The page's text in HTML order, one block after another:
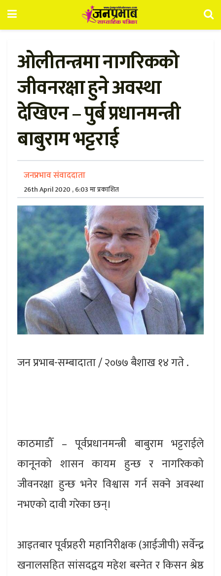
ओलीतन्त्रमा नागरिकको
जीवनरक्षा हुने अवस्था
देखिएन – पुर्ब प्रधानमन्त्री
बाबुराम भट्टराई
जनप्रभाव संवाददाता
26th April 2020 , 6:03 मा प्रकाशित
जन प्रभाब-सम्बादाता / २०७७ बैशाख १४ गते .
काठमाडौँ – पूर्वप्रधानमन्त्री बाबुराम भट्टराईले
कानूनको शासन कायम हुन्छ र नागरिकको
जीवनरक्षा हुन्छ भनेर विश्वास गर्न सक्ने अवस्था
नभएको दावी गरेका छन्।
आइतबार पूर्वप्रहरी महानिरीक्षक (आईजीपी) सर्वेन्द्र
खनालसहित सांसदद्वय महेश बस्नेत र किसन श्रेष्ठ